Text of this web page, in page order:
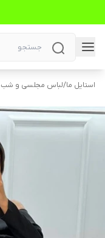
استایل ما/لباس مجلسی و شب